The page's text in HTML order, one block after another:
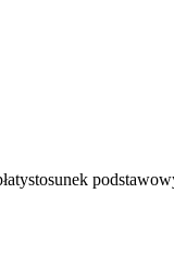
stosunek